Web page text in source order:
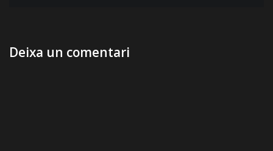
Deixa un comentari